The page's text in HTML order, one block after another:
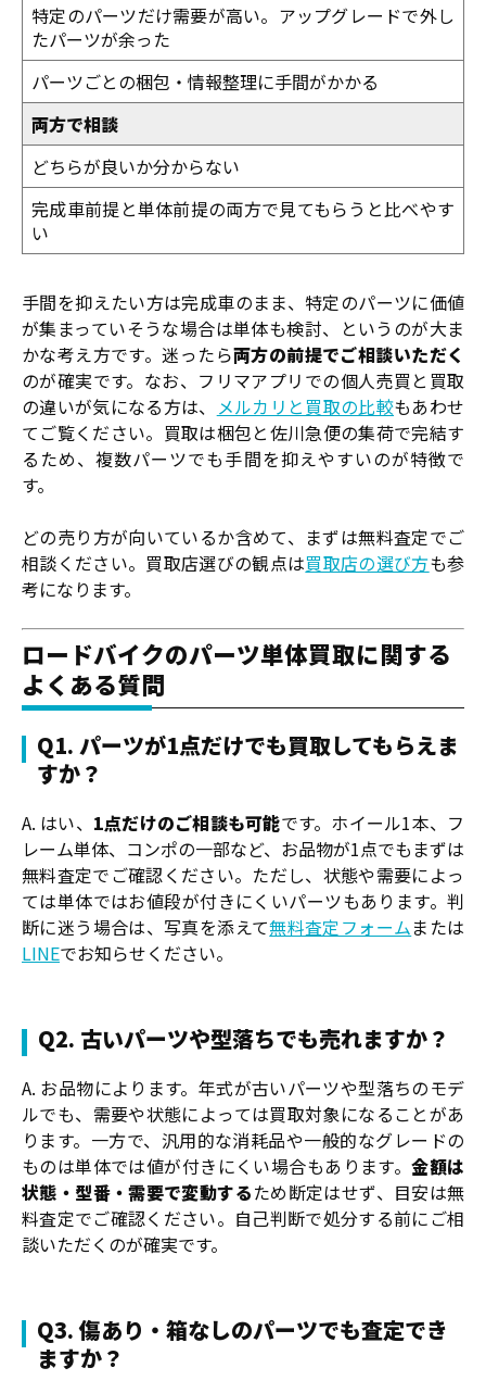
特定のパーツだけ需要が高い。アップグレードで外し
たパーツが余った
パーツごとの梱包・情報整理に手間がかかる
両方で相談
どちらが良いか分からない
完成車前提と単体前提の両方で見てもらうと比べやす
い
手間を抑えたい方は完成車のまま、特定のパーツに価値
が集まっていそうな場合は単体も検討、というのが大ま
かな考え方です。迷ったら両方の前提でご相談いただく
のが確実です。なお、フリマアプリでの個人売買と買取
の違いが気になる方は、
メルカリと買取の比較もあわせ
てご覧ください。買取は梱包と佐川急便の集荷で完結す
るため、複数パーツでも手間を抑えやすいのが特徴で
す。
どの売り方が向いているか含めて、まずは無料査定でご
相談ください。買取店選びの観点は買取店の選び方も参
考になります。
ロードバイクのパーツ単体買取に関する
よくある質問
Q1. パーツが1点だけでも買取してもらえま
すか？
A. はい、 1点だけのご相談も可能です。ホイール1本、フ
レーム単体、コンポの一部など、お品物が1点でもまずは
無料査定でご確認ください。ただし、状態や需要によっ
ては単体ではお値段が付きにくいパーツもあります。判
断に迷う場合は、写真を添えて無料査定フォームまたは
LINEでお知らせください。
Q2. 古いパーツや型落ちでも売れますか？
A. お品物によります。年式が古いパーツや型落ちのモデ
ルでも、需要や状態によっては買取対象になることがあ
ります。一方で、汎用的な消耗品や一般的なグレードの
ものは単体では値が付きにくい場合もあります。金額は
状態・型番・需要で変動するため断定はせず、目安は無
料査定でご確認ください。自己判断で処分する前にご相
談いただくのが確実です。
Q3. 傷あり・箱なしのパーツでも査定でき
ますか？